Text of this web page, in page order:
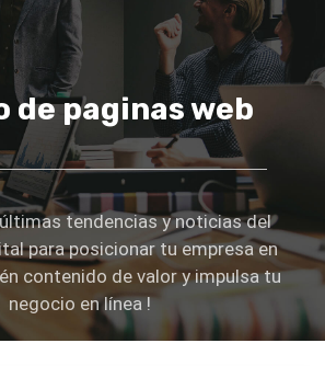
de paginas web
tendencias y noticias del
para posicionar tu empresa en
contenido de valor y impulsa tu
negocio en línea !